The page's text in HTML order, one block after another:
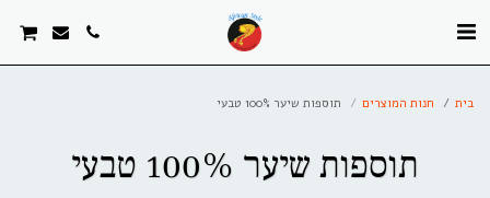
בית חנות המוצרים תוספות שיער 100% טבעי
תוספות שיער 100% טבעי